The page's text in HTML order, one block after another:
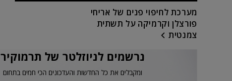
מערכת לחיפוי פנים של אריחי
פורצלן וקרמיקה על תשתית
צמנטית
נרשמים לניוזלטר של תרמוקיר
ומקבלים את כל החדשות והעדכונים הכי חמים בתחום